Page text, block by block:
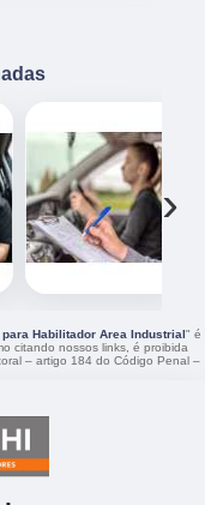
›
citando nossos links, é proibida
– artigo 184 do Código Penal –